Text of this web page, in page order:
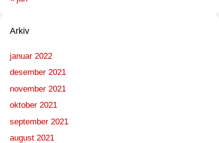
Arkiv
januar 2022
desember 2021
november 2021
oktober 2021
september 2021
august 2021